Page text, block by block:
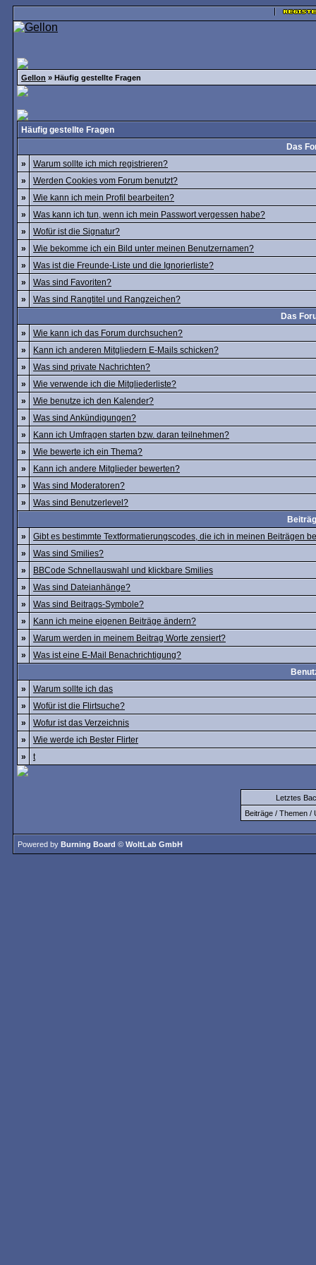
Gellon » Häufig gestellte Fragen
Häufig gestellte Fragen
Das
»
Warum sollte ich mich registrieren?
»
Werden Cookies vom Forum benutzt?
»
Wie kann ich mein Profil bearbeiten?
»
Was kann ich tun, wenn ich mein Passwort vergessen habe?
»
Wofür ist die Signatur?
»
Wie bekomme ich ein Bild unter meinen Benutzernamen?
»
Was ist die Freunde-Liste und die Ignorierliste?
»
Was sind Favoriten?
»
Was sind Rangtitel und Rangzeichen?
Das
»
Wie kann ich das Forum durchsuchen?
»
Kann ich anderen Mitgliedern E-Mails schicken?
»
Was sind private Nachrichten?
»
Wie verwende ich die Mitgliederliste?
»
Wie benutze ich den Kalender?
»
Was sind Ankündigungen?
»
Kann ich Umfragen starten bzw. daran teilnehmen?
»
Wie bewerte ich ein Thema?
»
Kann ich andere Mitglieder bewerten?
»
Was sind Moderatoren?
»
Was sind Benutzerlevel?
»
Gibt es bestimmte Textformatierungscodes, die ich in meinen Beiträgen
»
Was sind Smilies?
»
BBCode Schnellauswahl und klickbare Smilies
»
Was sind Dateianhänge?
»
Was sind Beitrags-Symbole?
»
Kann ich meine eigenen Beiträge ändern?
»
Warum werden in meinem Beitrag Worte zensiert?
»
Was ist eine E-Mail Benachrichtigung?
»
Warum sollte ich das
»
Wofür ist die Flirtsuche?
»
Wofur ist das Verzeichnis
»
Wie werde ich Bester Flirter
»
t
Letztes
Beiträge / Themen /
Powered by Burning Board © WoltLab GmbH